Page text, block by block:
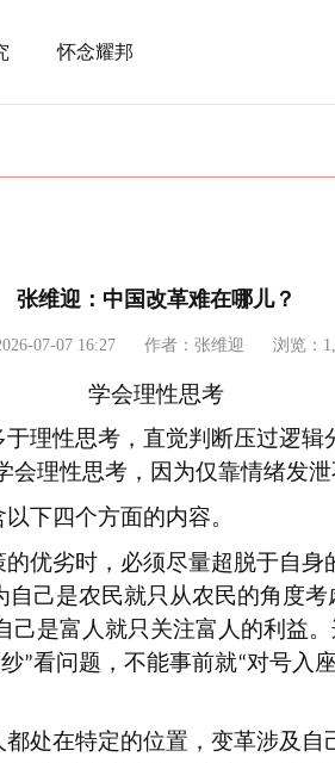
怀念耀邦
张维迎：中国改革难在哪儿？
07-07 16:27 作者：张维迎 浏览：
学会理性思考
理性思考，直觉判断压过逻
理性思考，因为仅靠情绪发泄
下四个方面的内容。
优劣时，必须尽量超脱于自
自己是农民就只从农民的角度
是富人就只关注富人的利益
”看问题，不能事前就“对号入座
处在特定的位置，变革涉及